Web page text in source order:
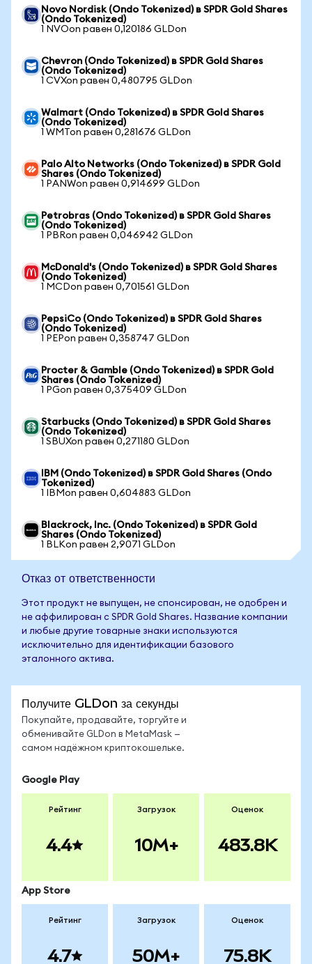
Novo Nordisk (Ondo Tokenized) в SPDR Gold Shares
(Ondo Tokenized)
1 NVOon равен 0,120186 GLDon
Chevron (Ondo Tokenized) в SPDR Gold Shares
(Ondo Tokenized)
1 CVXon равен 0,480795 GLDon
Walmart (Ondo Tokenized) в SPDR Gold Shares
(Ondo Tokenized)
1 WMTon равен 0,281676 GLDon
Palo Alto Networks (Ondo Tokenized) в SPDR Gold
Shares (Ondo Tokenized)
1 PANWon равен 0,914699 GLDon
Petrobras (Ondo Tokenized) в SPDR Gold Shares
(Ondo Tokenized)
1 PBRon равен 0,046942 GLDon
McDonald's (Ondo Tokenized) в SPDR Gold Shares
(Ondo Tokenized)
1 MCDon равен 0,701561 GLDon
PepsiCo (Ondo Tokenized) в SPDR Gold Shares
(Ondo Tokenized)
1 PEPon равен 0,358747 GLDon
Procter & Gamble (Ondo Tokenized) в SPDR Gold
Shares (Ondo Tokenized)
1 PGon равен 0,375409 GLDon
Starbucks (Ondo Tokenized) в SPDR Gold Shares
(Ondo Tokenized)
1 SBUXon равен 0,271180 GLDon
IBM (Ondo Tokenized) в SPDR Gold Shares (Ondo
Tokenized)
1 IBMon равен 0,604883 GLDon
Blackrock, Inc. (Ondo Tokenized) в SPDR Gold
Shares (Ondo Tokenized)
1 BLKon равен 2,9071 GLDon
Отказ от ответственности
Этот продукт не выпущен, не спонсирован, не одобрен и
не аффилирован с SPDR Gold Shares. Название компании
и любые другие товарные знаки используются
исключительно для идентификации базового
эталонного актива.
Получите GLDon за секунды
Покупайте, продавайте, торгуйте и
обменивайте GLDon в MetaMask —
самом надёжном криптокошельке.
Google Play
Рейтинг
4.4
Загрузок
10M+
Оценок
483.8K
App Store
Рейтинг
4.7
Загрузок
50M+
Оценок
75.8K